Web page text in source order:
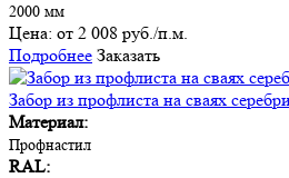
2000 мм
Цена: от 2 008 руб./п.м.
Подробнее Заказать
Забор из профлиста на сваях
Материал:
Профнастил
RAL: